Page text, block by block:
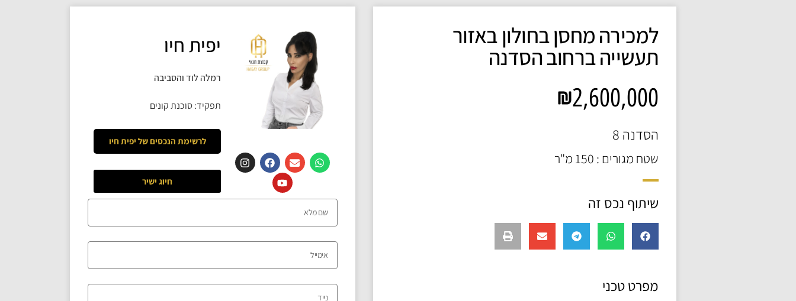
למכירה מחסן בחולון באזור
תעשייה ברחוב הסדנה
2,600,000
הסדנה 8
שטח מגורים : 150 מ"ר
שיתוף נכס זה
מפרט טכני
יפית חיו
רמלה לוד והסביבה
תפקיד: סוכנת קונים
לרשימת הנכסים של יפית חיו
חיוג ישיר